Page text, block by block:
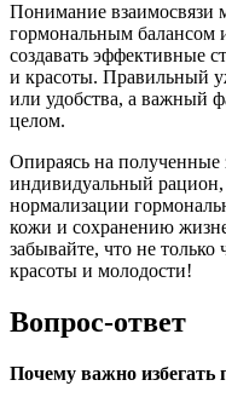
Понимание
гормональным балансом
создавать эффективные
и красоты. Правильный
или удобства, а важный
целом.
Опираясь на
индивидуальный рацион,
нормализации
кожи и сохранению
забывайте, что не
красоты и молодости!
Вопрос-ответ
Почему важно избегать